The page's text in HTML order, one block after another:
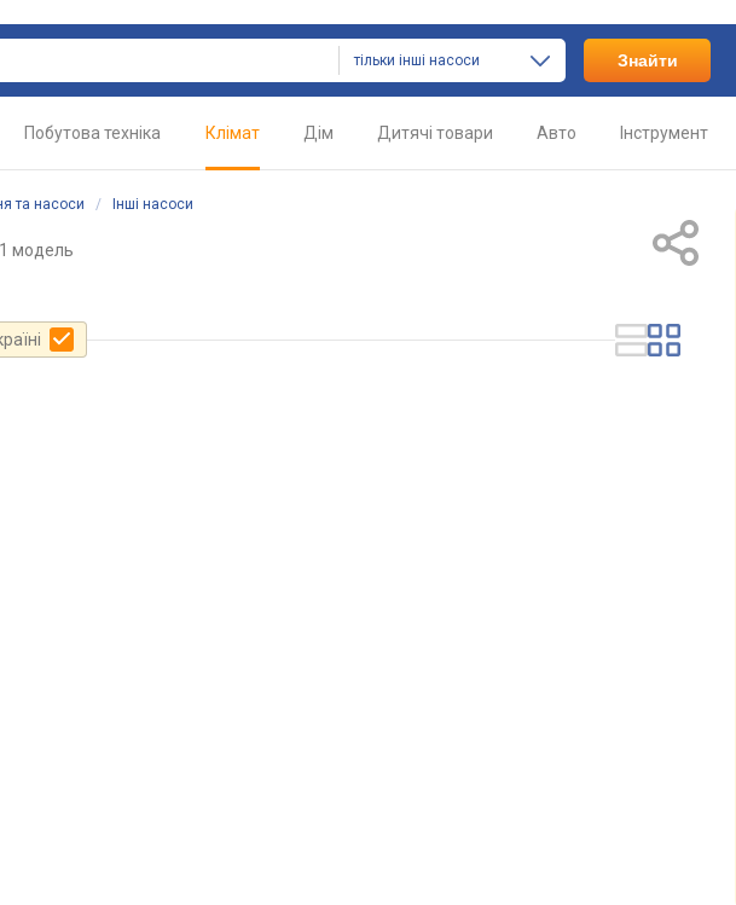
тільки інші насоси Знайти
Побутова техніка Клімат Дім Дитячі товари Авто Інструмент
та насоси / Інші насоси
модель